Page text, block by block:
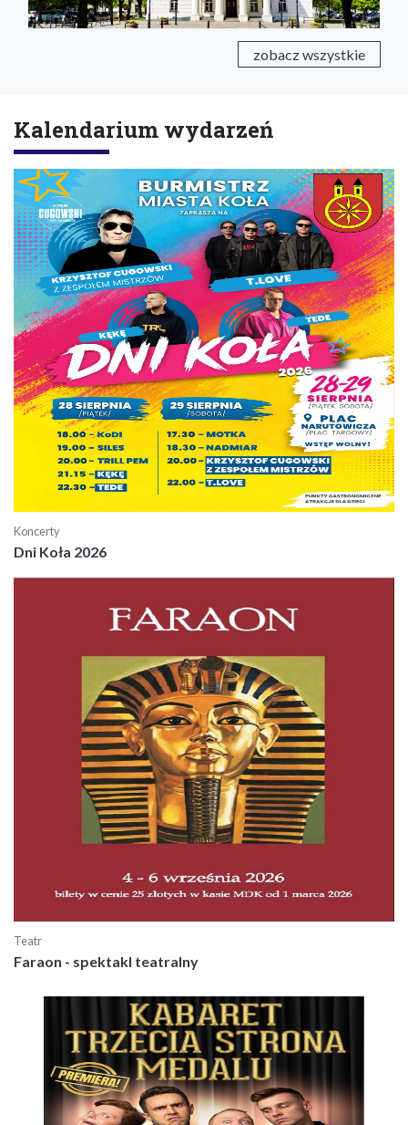
zobacz wszystkie
Kalendarium wydarzeń
Koncerty
Dni Koła 2026
Teatr
Faraon - spektakl teatralny